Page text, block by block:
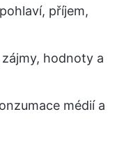
příjem,
hodnoty a
médií a